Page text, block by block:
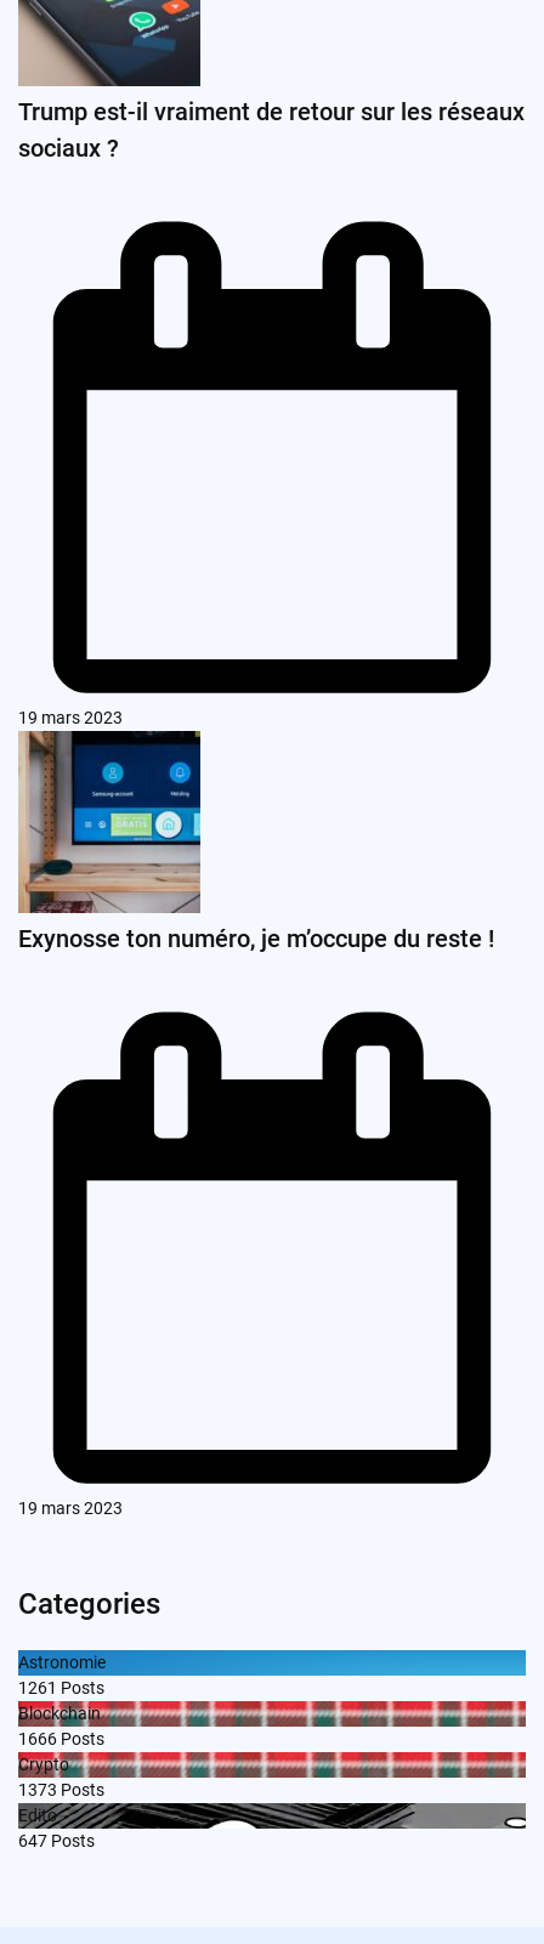
Trump est-il vraiment de retour sur les réseaux
sociaux ?
19 mars 2023
Exynosse ton numéro, je m’occupe du reste !
19 mars 2023
Categories
Astronomie
1261 Posts
Blockchain
1666 Posts
Crypto
1373 Posts
Edito
647 Posts